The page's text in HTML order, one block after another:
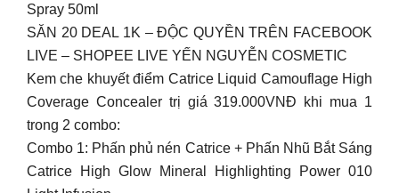
Spray 50ml
SĂN 20 DEAL 1K – ĐỘC QUYỀN TRÊN FACEBOOK
LIVE – SHOPEE LIVE YẾN NGUYỄN COSMETIC
Kem che khuyết điểm Catrice Liquid Camouflage High
Coverage Concealer trị giá 319.000VNĐ khi mua 1
trong 2 combo:
Combo 1: Phấn phủ nén Catrice + Phấn Nhũ Bắt Sáng
Catrice High Glow Mineral Highlighting Power 010